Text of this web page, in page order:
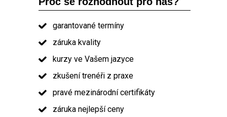
garantované termíny
záruka kvality
kurzy ve Vašem jazyce
zkušení trenéři z praxe
pravé mezinárodní certifikáty
záruka nejlepší ceny